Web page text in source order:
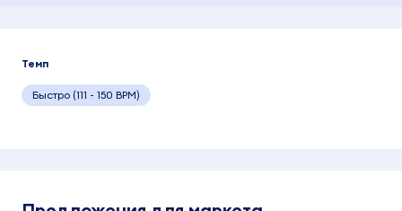
Темп
Быстро (111 - 150 BPM)